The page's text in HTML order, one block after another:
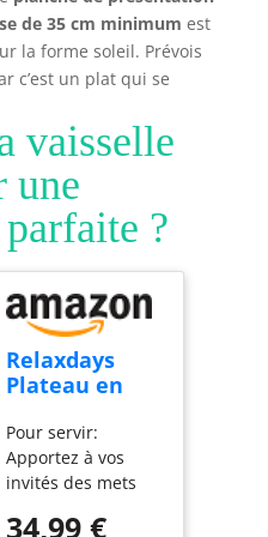
boulangeries,
hôtels et pizzerias,
notre robot
fait des merveilles
dans divers
l’outil idéal pour
mélanger la crème,
les légumes et les
pâtes
couvercle anti-
éclaboussures
transparent garde
travail propre et
permet l'ajout
d'ingrédients en
cours de
fonctionnement.
Des pieds
ventouses
puissants assurent
une stabilité
parfaite même à
haute vitesse, à
l'image de tous les
mixeurs, batteurs
et robots
multifonctions
【Accessoires
goupille métallique
des deux raccords
en plastique.
de 35 cm minimum est
la forme soleil. Prévois
c’est un plat qui se
vaisselle
une
?
Relaxdays
Plateau en
6, rond, Ø 25
cm, assiette
de
présentation,
Pour servir:
Apportez à vos
invités des mets
présentés sur les
34,99 €